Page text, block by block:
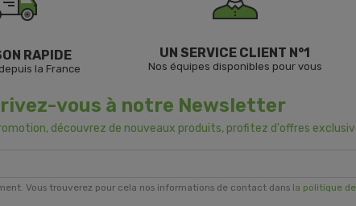
RAPIDE
la France
UN SERVICE CLIENT N°1
Nos équipes disponibles pour vous
vous à notre Newsletter
découvrez de nouveaux produits, profitez d'offres
Vous trouverez pour cela nos informations de contact dans la politique